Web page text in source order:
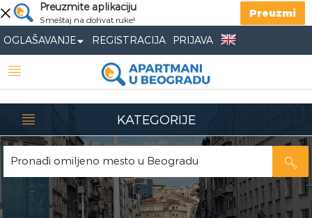
Preuzmite aplikaciju
Smeštaj na dohvat ruke!
Preuzmi
OGLAŠAVANJE REGISTRACIJA PRIJAVA
Pronađi omiljeno mesto u Beogradu
KATEGORIJE